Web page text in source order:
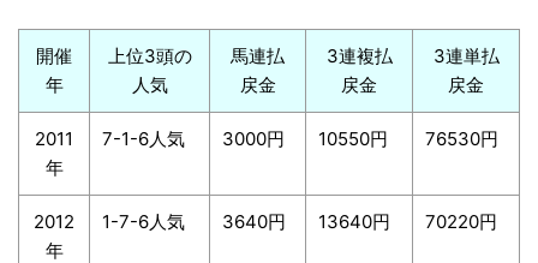
開催
年
上位3頭の
人気
馬連払
戻金
3連複払
戻金
3連単払
戻金
2011
年
7-1-6人気 3000円 10550円 76530円
2012
年
1-7-6人気 3640円 13640円 70220円